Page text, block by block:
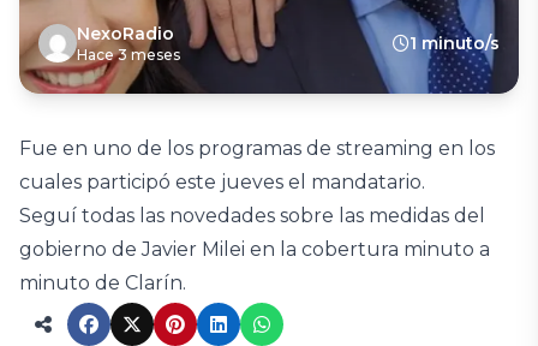
NexoRadio
Hace 3 meses
1 minuto/s
Fue en uno de los programas de streaming en los
cuales participó este jueves el mandatario.
Seguí todas las novedades sobre las medidas del
gobierno de Javier Milei en la cobertura minuto a
minuto de Clarín.